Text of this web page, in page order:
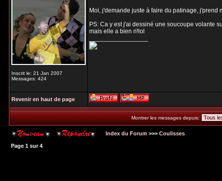
Inscrit le: 21 Jan 2007
Messages: 424
Moi, j'demande juste à faire du patinage,
PS: Ca y est j'ai dessiné une soucoupe volante
mais elle a bien ri!lol
_________________
Revenir en haut de page
Montrer les messages depuis:
Index du Forum >>> Coulisses
Page 1 sur4